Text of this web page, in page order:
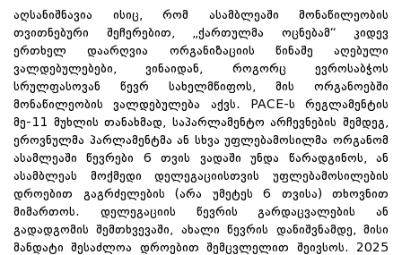
აღსანიშნავია ისიც, რომ ასამბლეაში მონაწილეობის
თვითნებური შეჩერებით, „ქართულმა ოცნებამ“ კიდევ
ერთხელ დაარღვია ორგანიზაციის წინაშე აღებული
ვალდებულებები, ვინაიდან, როგორც ევროსაბჭოს
სრულფასოვან წევრ სახელმწიფოს, მის ორგანოებში
მონაწილეობის ვალდებულება აქვს. PACE-ს რეგლამენტის
მე-11 მუხლის თანახმად, საპარლამენტო არჩევნების შემდეგ,
ეროვნულმა პარლამენტმა ან სხვა უფლებამოსილმა ორგანომ
ასამლეაში წევრები 6 თვის ვადაში უნდა წარადგინოს, ან
ასამბლეას მოქმედი დელეგაციისთვის უფლებამოსილების
დროებით გაგრძელების (არა უმეტეს 6 თვისა) თხოვნით
მიმართოს. დელეგაციის წევრის გარდაცვალების ან
გადადგომის შემთხვევაში, ახალი წევრის დანიშვნამდე, მისი
მანდატი შესაძლოა დროებით შემცვლელით შეივსოს. 2025